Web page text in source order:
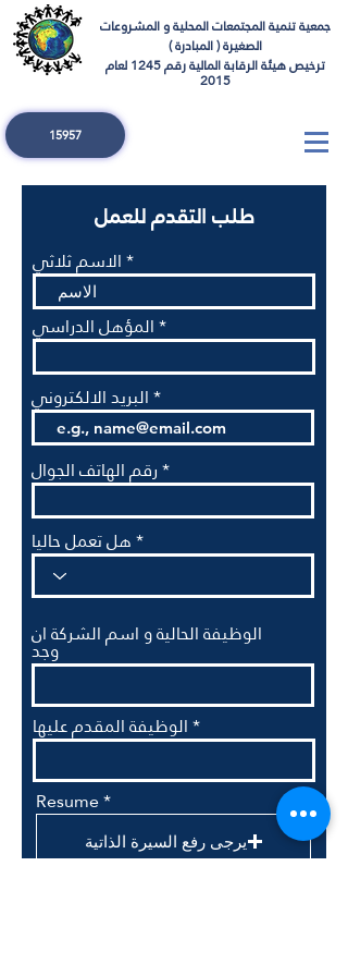
جمعية تنمية المجتمعات المحلية و المشروعات
( الصغيرة ( المبادرة
ترخيص هيئة الرقابة المالية رقم 1245 لعام
2015
15957
طلب التقدم للعمل
الاسم ثلاثي
المؤهل الدراسي
البريد الالكتروني
رقم الهاتف الجوال
الوظيفة الحالية و اسم الشركة ان
وجد
Resume
يرجى رفع السيرة الذاتية